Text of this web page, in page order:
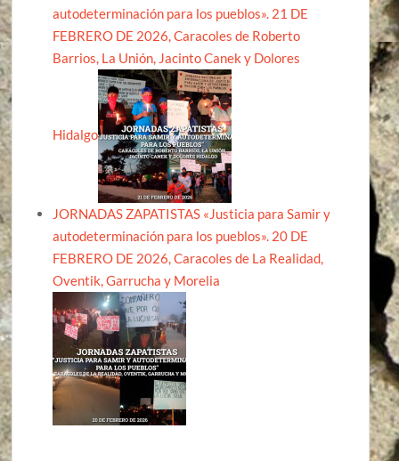
autodeterminación para los pueblos». 21 DE
FEBRERO DE 2026, Caracoles de Roberto
Barrios, La Unión, Jacinto Canek y Dolores
Hidalgo
JORNADAS ZAPATISTAS «Justicia para Samir y
autodeterminación para los pueblos». 20 DE
FEBRERO DE 2026, Caracoles de La Realidad,
Oventik, Garrucha y Morelia